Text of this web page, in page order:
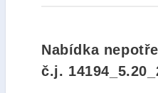
Nabídka
č.j.